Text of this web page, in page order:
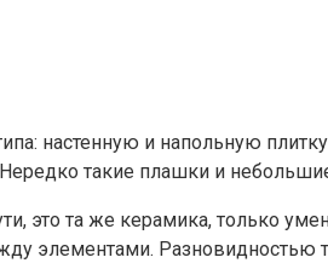
настенную и напольную
такие плашки и
это та же керамика, только
элементами. Разновидностью